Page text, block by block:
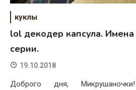
куклы
lol декодер капсула.
серии.
19.10.2018
Доброго дня,